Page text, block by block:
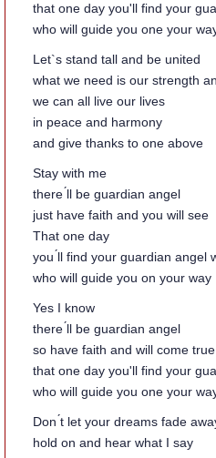
that one day you'll find your
who will guide you one your
Let`s stand tall and be united
what we need is our strength
we can all live our lives
in peace and harmony
and give thanks to one above
Stay with me
there ́ll be guardian angel
just have faith and you will see
That one day
you ́ll find your guardian angel
who will guide you on your way
Yes I know
there ́ll be guardian angel
so have faith and will come true
that one day you'll find your
who will guide you one your
Don ́t let your dreams fade
hold on and hear what I say